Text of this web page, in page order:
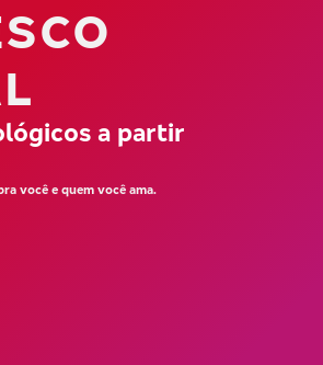
a partir
você e quem você ama.